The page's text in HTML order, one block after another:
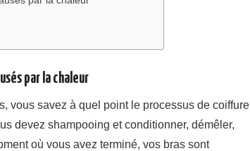
par la chaleur
vous savez à quel point le processus de coiffure
devez shampooing et conditionner, démêler,
où vous avez terminé, vos bras sont